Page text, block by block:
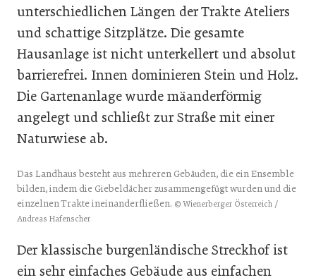
unterschiedlichen Längen der Trakte Ateliers
und schattige Sitzplätze. Die gesamte
Hausanlage ist nicht unterkellert und absolut
barrierefrei. Innen dominieren Stein und Holz.
Die Gartenanlage wurde mäanderförmig
angelegt und schließt zur Straße mit einer
Naturwiese ab.
Das Landhaus besteht aus mehreren Gebäuden, die ein Ensemble
bilden, indem die Giebeldächer zusammengefügt wurden und die
einzelnen Trakte ineinanderfließen. © Wienerberger Österreich /
Andreas Hafenscher
Der klassische burgenländische Streckhof ist
ein sehr einfaches Gebäude aus einfachen